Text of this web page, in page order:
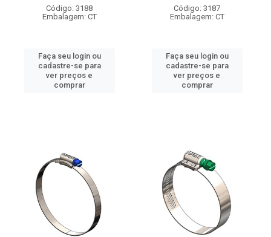
Código: 3188
Embalagem: CT
Faça seu login ou
cadastre-se para
ver preços e
comprar
Código: 3187
Embalagem: CT
Faça seu login ou
cadastre-se para
ver preços e
comprar